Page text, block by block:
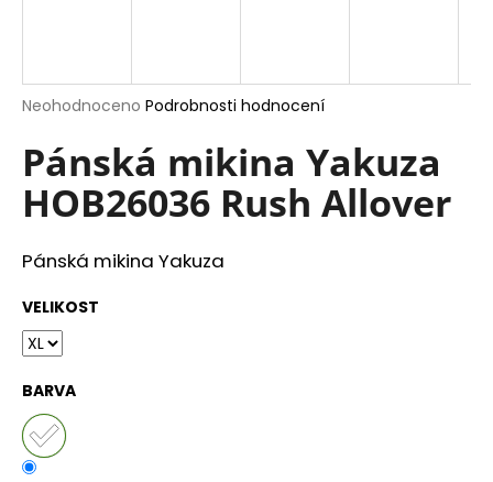
Průměrné
produktu
je
0,0
hvězdiček.
Neohodnoceno Podrobnosti hodnocení
Pánská mikina Yakuza
HOB26036 Rush Allover
Pánská mikina Yakuza
VELIKOST
BARVA
í
t
?
HLEDAT
D
p
o
r
u